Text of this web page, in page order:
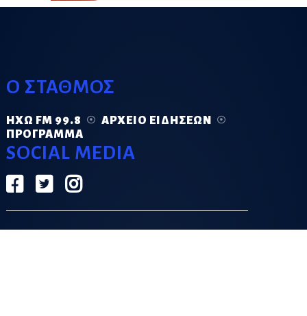
Ο ΣΤΑΘΜΟΣ
ΗΧΏ FM 99.8
ΑΡΧΕΊΟ ΕΙΔΉΣΕΩΝ
ΠΡΌΓΡΑΜΜΑ
SOCIAL MEDIA